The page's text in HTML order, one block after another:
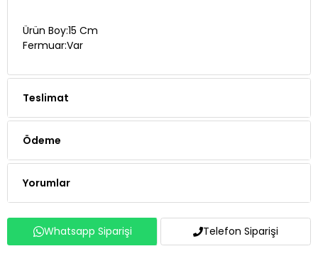
Ürün Boy:15 Cm
Fermuar:Var
Teslimat
Ödeme
Yorumlar
Whatsapp Siparişi Telefon Siparişi